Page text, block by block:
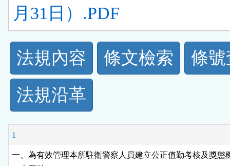
月31日）.PDF
法
規
功
能
按
法規內容 條文檢索
條
法規沿革
1
一、為有效管理本所駐衛警察人員建立公正值勤考核及獎懲